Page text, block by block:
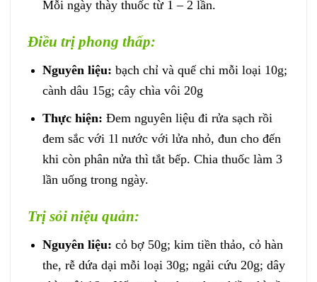
Mỗi ngày thày thuốc từ 1 – 2 lần.
Điều trị phong thấp:
Nguyên liệu: bạch chỉ và quế chi mỗi loại 10g;
cành dâu 15g; cây chìa vôi 20g
Thực hiện: Đem nguyên liệu đi rửa sạch rồi
đem sắc với 1l nước với lửa nhỏ, đun cho đến
khi còn phân nửa thì tắt bếp. Chia thuốc làm 3
lần uống trong ngày.
Trị sỏi niệu quản:
Nguyên liệu: cỏ bợ 50g; kim tiền thảo, cỏ hàn
the, rễ dứa dại mỗi loại 30g; ngải cứu 20g; dây